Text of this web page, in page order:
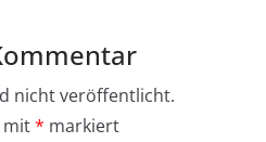
nicht veröffentlicht.
mit* markiert